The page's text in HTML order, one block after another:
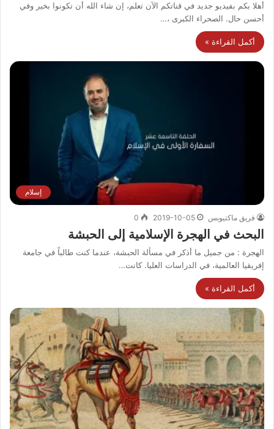
أهلا بكم بفيديو جديد في قناتكم الآن تعلم، إن شاء الله أن تكونوا بخير وفي
أحسن حال. الصحراء الكبرى ،…
أكمل القراءة »
إسلام
فريق ماكتيوبس 2019-10-05
0
البحث في الهجرة الإسلامية إلى الحبشة
الهجرة : من جميل ما أذكر في مسألة الحبشة، عندما كنت طالباً في جامعة
إفريقيا العالمية، في الدراسات العليا. كانت…
أكمل القراءة »